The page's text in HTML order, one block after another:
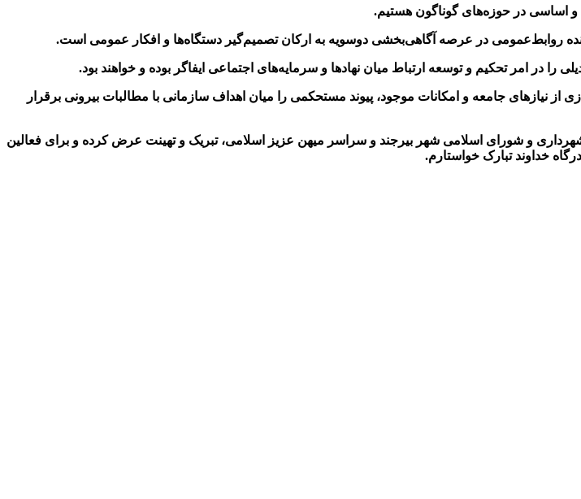
و اساسی در حوزه‌های گوناگون هستیم.
روابط‌عمومی‌ در عرصه آگاهی‌بخشی دوسویه به ارکان تصمیم‌گیر دستگاه‌ها و افکار عمومی است.
در امر تحکیم و توسعه ارتباط میان نهادها و سرمایه‌های اجتماعی ایفاگر بوده و خواهند بود.
از نیازهای جامعه و امکانات موجود، پیوند مستحکمی را میان اهداف سازمانی با مطالبات بیرونی برقرار
و شورای اسلامی شهر بیرجند و سراسر میهن عزیز اسلامی، تبریک و تهینت عرض کرده و برای فعالین
خداوند تبارک خواستارم.